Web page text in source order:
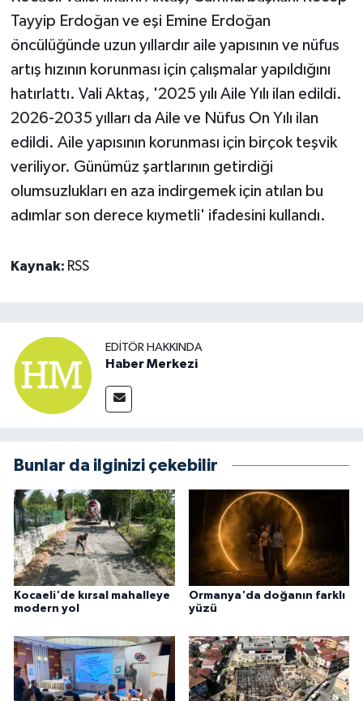
Tayyip Erdoğan ve eşi Emine Erdoğan
öncülüğünde uzun yıllardır aile yapısının ve nüfus
artış hızının korunması için çalışmalar yapıldığını
hatırlattı. Vali Aktaş, '2025 yılı Aile Yılı ilan edildi.
2026-2035 yılları da Aile ve Nüfus On Yılı ilan
edildi. Aile yapısının korunması için birçok teşvik
veriliyor. Günümüz şartlarının getirdiği
olumsuzlukları en aza indirgemek için atılan bu
adımlar son derece kıymetli' ifadesini kullandı.
Kaynak: RSS
EDITÖR HAKKINDA
Haber Merkezi
Bunlar da ilginizi çekebilir
Kocaeli'de kırsal mahalleye
modern yol
Ormanya'da doğanın farklı
yüzü